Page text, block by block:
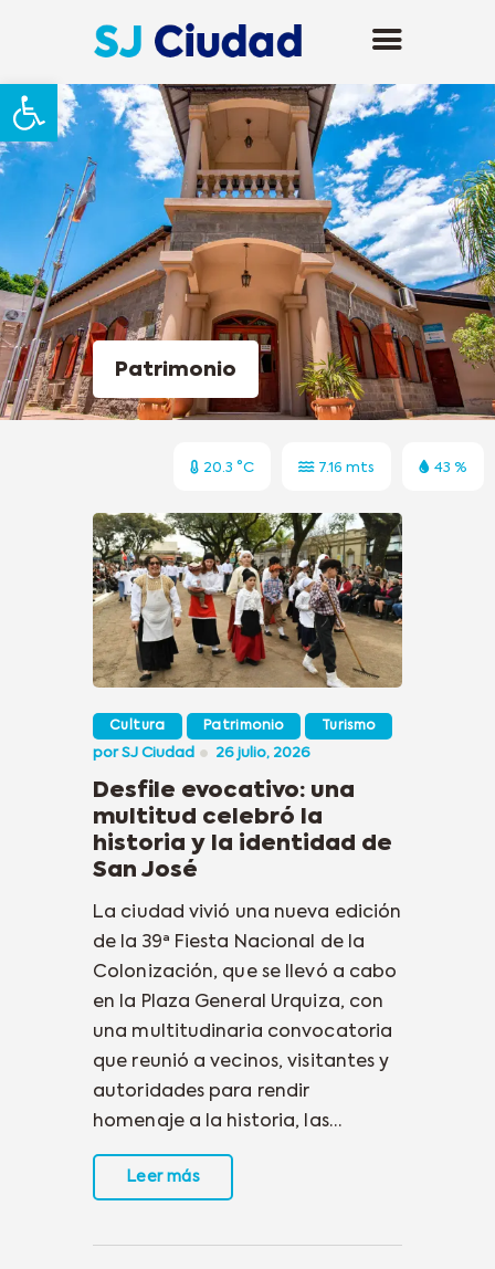
Abrir barra de herramientas
Patrimonio
20.3 °C 7.16 mts 43 %
Cultura Patrimonio Turismo
porSJ Ciudad 26 julio, 2026
Desfile evocativo: una
multitud celebró la
historia y la identidad de
San José
La ciudad vivió una nueva edición
de la 39ª Fiesta Nacional de la
Colonización, que se llevó a cabo
en la Plaza General Urquiza, con
una multitudinaria convocatoria
que reunió a vecinos, visitantes y
autoridades para rendir
homenaje a la historia, las…
Leer más